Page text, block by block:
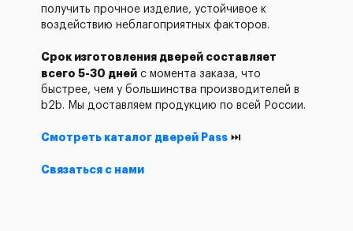
получить прочное изделие, устойчивое к
воздействию неблагоприятных факторов.
Срок изготовления дверей составляет
всего 5-30 дней с момента заказа, что
быстрее, чем у большинства производителей в
b2b. Мы доставляем продукцию по всей России.
Смотреть каталог дверей Pass ⏭
Связаться с нами